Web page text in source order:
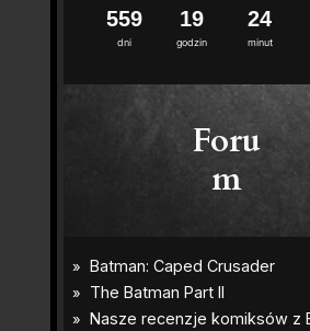
dni
559
godzin
19
minut
24
Foru
m